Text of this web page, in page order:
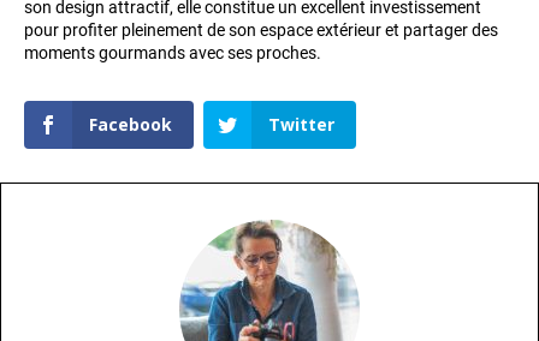
son design attractif, elle constitue un excellent investissement
pour profiter pleinement de son espace extérieur et partager des
moments gourmands avec ses proches.
Facebook Twitter